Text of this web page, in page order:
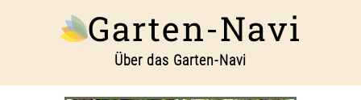
Garten-Navi
Über das Garten-Navi